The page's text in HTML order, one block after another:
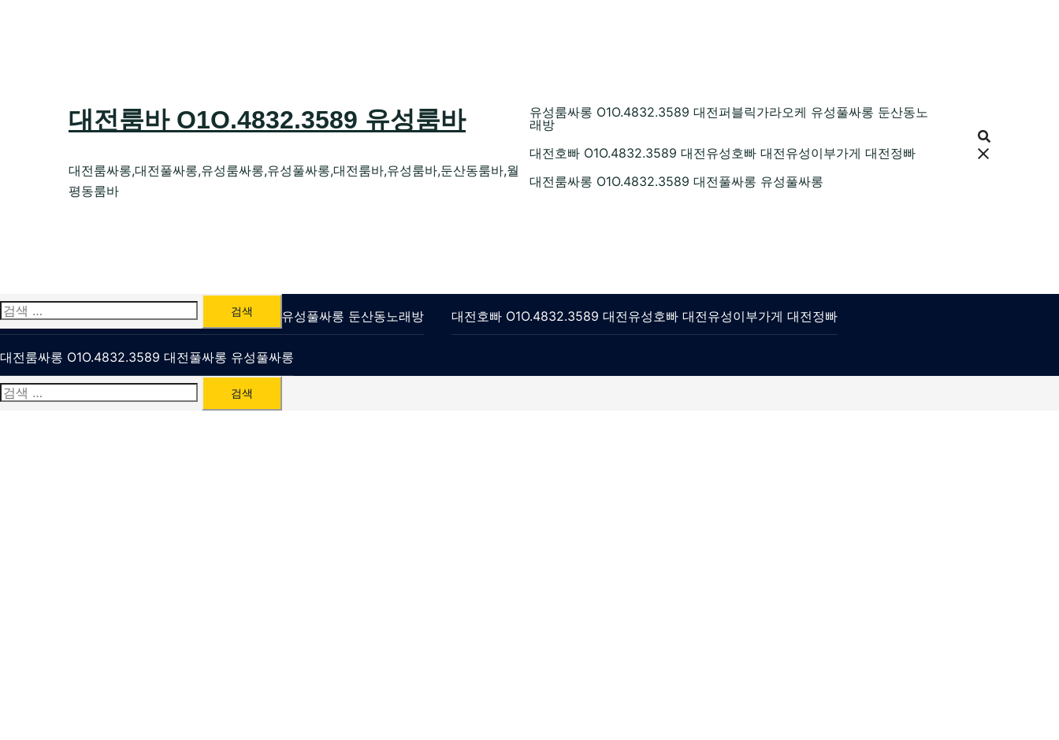
대전룸바 O1O.4832.3589 유성룸바
대전룸싸롱,대전풀싸롱,유성룸싸롱,유성풀싸롱,대전룸바,유성룸바,둔산동룸바,월
평동룸바
유성룸싸롱 O1O.4832.3589 대전퍼블릭가라오케 유성풀싸롱 둔산동노
래방
대전호빠 O1O.4832.3589 대전유성호빠 대전유성이부가게 대전정빠
대전룸싸롱 O1O.4832.3589 대전풀싸롱 유성풀싸롱
검
색:
유성룸싸롱 O1O.4832.3589 대전퍼블릭가라오케 유성풀싸롱 둔산동노래방 대전호빠 O1O.4832.3589 대전유성호빠 대전유성이부가게 대전정빠
대전룸싸롱 O1O.4832.3589 대전풀싸롱 유성풀싸롱
검